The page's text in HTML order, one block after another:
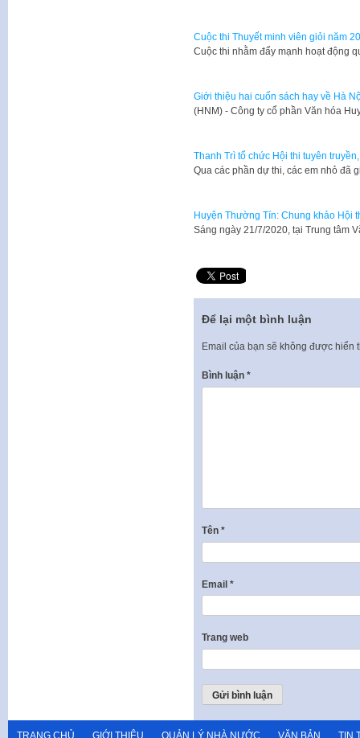
Cuộc thi Thuyết minh viên giỏi năm
Cuộc thi nhằm đẩy mạnh hoạt động
Giới thiệu hai cuốn sách hay về Hà
(HNM) - Công ty cổ phần Văn hóa
Thanh Trì tổ chức Hội thi tuyên
Qua các phần dự thi, các em nhỏ đã
Huyện Thường Tín: Chung khảo Hội
Sáng ngày 21/7/2020, tại Trung tâm
Để lại một bình luận
Email của bạn sẽ không được hiển
Bình luận *
Tên *
Email *
Trang web
TRANG CHỦ GIỚI THIỆU QUẢN LÝ NHÀ NƯỚC VĂN BẢN TIN